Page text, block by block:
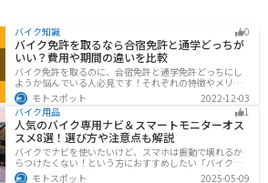
バイク知識 0
バイク免許を取るなら合宿免許と通学どっちが
いい？費用や期間の違いを比較
バイク免許を取るのに、合宿免許と通学免許どっちにし
ようか悩んでいる人必見です！それぞれの特徴やメリッ
トデメリットをまとめました。早く安く免許取得したい
なら合宿免許、他人と関わらず取りたいなら通学免許が
オススメです。自分に合った免許取得方法を選んでくだ
さいね。
モトスポット
2022-12-03
バイク用品
1
人気のバイク専用ナビ＆スマートモニターオス
スメ8選！選び方や注意点も解説
バイクでナビを使いたいけど、スマホは振動で壊れるか
らつけたくない！という方におすすめしたい「バイク専
用ナビ」と「スマートモニター」をまとめてご紹介しま
モトスポット
2025-05-09